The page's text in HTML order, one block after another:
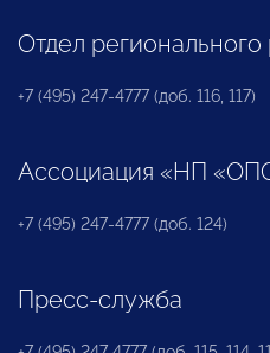
Отдел регионального
+7 (495) 247-4777 (доб. 116, 117)
Ассоциация «НП
+7 (495) 247-4777 (доб. 124)
Пресс-служба